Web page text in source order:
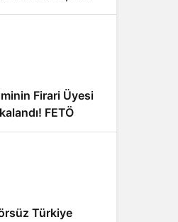
Firari Üyesi
FETÖ
Edildi
Türkiye